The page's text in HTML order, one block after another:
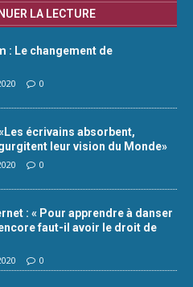
LA LECTURE
: Le changement de
0
écrivains absorbent,
leur vision du Monde»
0
: « Pour apprendre à danser
faut-il avoir le droit de
0